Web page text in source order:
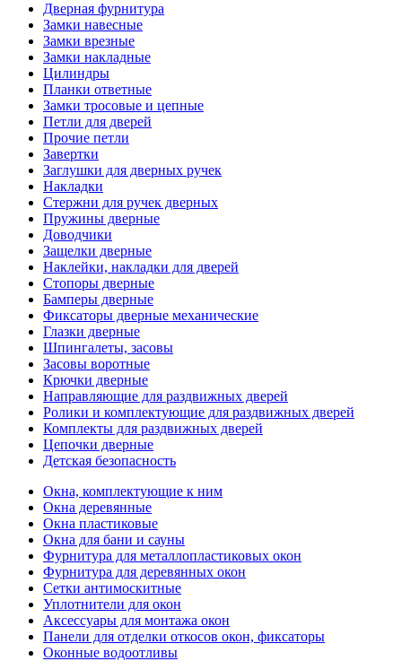
Дверная фурнитура
Замки навесные
Замки врезные
Замки накладные
Цилиндры
Планки ответные
Замки тросовые и цепные
Петли для дверей
Прочие петли
Завертки
Заглушки для дверных ручек
Накладки
Стержни для ручек дверных
Пружины дверные
Доводчики
Защелки дверные
Наклейки, накладки для дверей
Стопоры дверные
Бамперы дверные
Фиксаторы дверные механические
Глазки дверные
Шпингалеты, засовы
Засовы воротные
Крючки дверные
Направляющие для раздвижных дверей
Ролики и комплектующие для раздвижных дверей
Комплекты для раздвижных дверей
Цепочки дверные
Детская безопасность
Окна, комплектующие к ним
Окна деревянные
Окна пластиковые
Окна для бани и сауны
Фурнитура для металлопластиковых окон
Фурнитура для деревянных окон
Сетки антимоскитные
Уплотнители для окон
Аксессуары для монтажа окон
Панели для отделки откосов окон, фиксаторы
Оконные водоотливы